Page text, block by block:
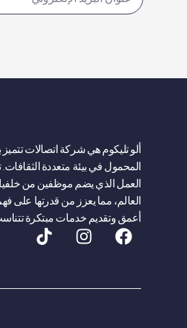
ألو تليكوم هي شركة اتصالات
المحمول في بيئة متعددة
العمل الذي يضم موظفين من
العالم، مما يعزز من قدرتها على
أعمق وتقديم خدمات مبتكرة